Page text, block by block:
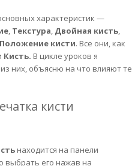
характеристик —
, Текстура, Двойная кисть,
Положение кисти. Все они, как
Кисть. В цикле уроков я
них, объясню на что влияют те
кисти
находится на панели
его нажав на